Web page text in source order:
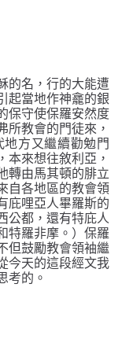
的名，行的大能遭
起當地作神龕的銀
保守使保羅安然度
所教會的門徒來，
方又繼續勸勉門
本來想往敘利亞，
轉由馬其頓的腓立
自各地區的教會領
庇哩亞人畢羅斯的
公都，還有特庇人
特羅非摩。）保羅
但鼓勵教會領袖繼
今天的這段經文我
考的。